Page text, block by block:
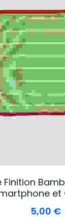
Finition
et
5,00 €